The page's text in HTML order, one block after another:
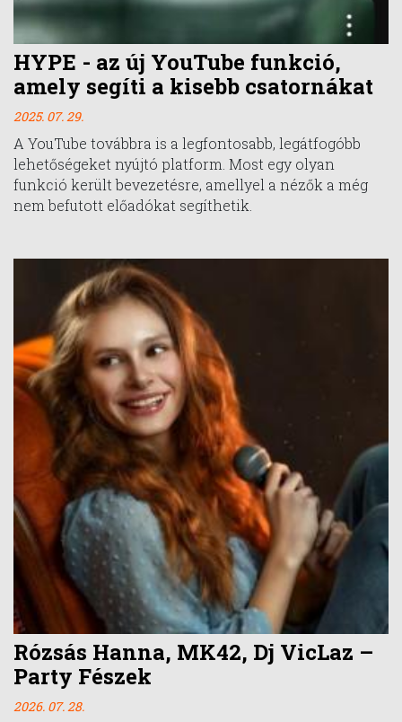
HYPE - az új YouTube funkció,
amely segíti a kisebb csatornákat
2025. 07. 29.
A YouTube továbbra is a legfontosabb, legátfogóbb
lehetőségeket nyújtó platform. Most egy olyan
funkció került bevezetésre, amellyel a nézők a még
nem befutott előadókat segíthetik.
Rózsás Hanna, MK42, Dj VicLaz –
Party Fészek
2026. 07. 28.